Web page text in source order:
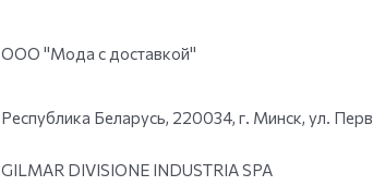
ООО "Мода с доставкой"
Республика Беларусь, 220034, г. Минск, ул.
GILMAR DIVISIONE INDUSTRIA SPA